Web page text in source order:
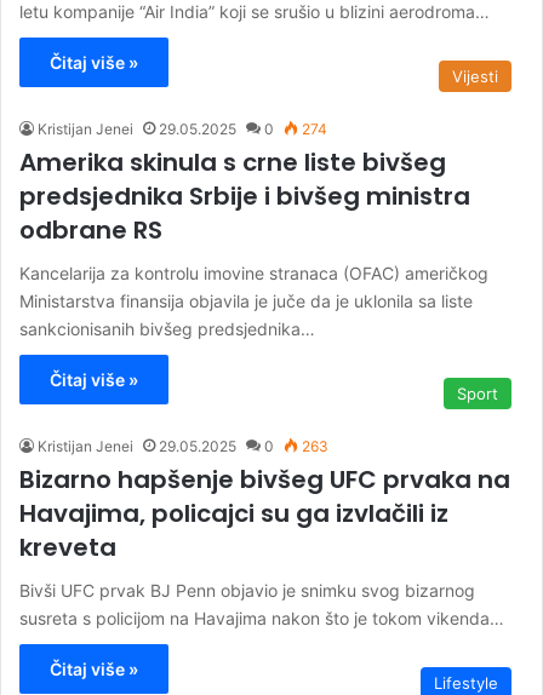
letu kompanije “Air India” koji se srušio u blizini aerodroma…
Čitaj više »
Vijesti
Kristijan Jenei 29.05.2025 0 274
Amerika skinula s crne liste bivšeg
predsjednika Srbije i bivšeg ministra
odbrane RS
Kancelarija za kontrolu imovine stranaca (OFAC) američkog
Ministarstva finansija objavila je juče da je uklonila sa liste
sankcionisanih bivšeg predsjednika…
Čitaj više »
Sport
Kristijan Jenei 29.05.2025 0 263
Bizarno hapšenje bivšeg UFC prvaka na
Havajima, policajci su ga izvlačili iz
kreveta
Bivši UFC prvak BJ Penn objavio je snimku svog bizarnog
susreta s policijom na Havajima nakon što je tokom vikenda…
Čitaj više »
Lifestyle